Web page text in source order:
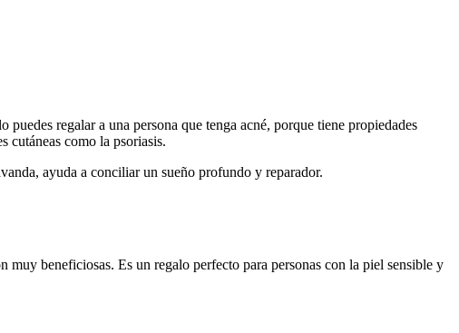
regalar a una persona que tenga acné, porque tiene propiedades
cutáneas como la psoriasis.
ayuda a conciliar un sueño profundo y reparador.
muy beneficiosas. Es un regalo perfecto para personas con la piel sensible y